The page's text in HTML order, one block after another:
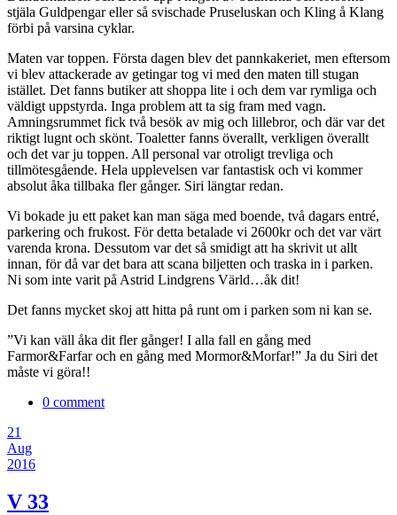
stjäla Guldpengar eller så svischade Pruseluskan och Kling å Klang
förbi på varsina cyklar.
Maten var toppen. Första dagen blev det pannkakeriet, men eftersom
vi blev attackerade av getingar tog vi med den maten till stugan
istället. Det fanns butiker att shoppa lite i och dem var rymliga och
väldigt uppstyrda. Inga problem att ta sig fram med vagn.
Amningsrummet fick två besök av mig och lillebror, och där var det
riktigt lugnt och skönt. Toaletter fanns överallt, verkligen överallt
och det var ju toppen. All personal var otroligt trevliga och
tillmötesgående. Hela upplevelsen var fantastisk och vi kommer
absolut åka tillbaka fler gånger. Siri längtar redan.
Vi bokade ju ett paket kan man säga med boende, två dagars entré,
parkering och frukost. För detta betalade vi 2600kr och det var värt
varenda krona. Dessutom var det så smidigt att ha skrivit ut allt
innan, för då var det bara att scana biljetten och traska in i parken.
Ni som inte varit på Astrid Lindgrens Värld…åk dit!
Det fanns mycket skoj att hitta på runt om i parken som ni kan se.
”Vi kan väll åka dit fler gånger! I alla fall en gång med
Farmor&Farfar och en gång med Mormor&Morfar!” Ja du Siri det
måste vi göra!!
0 comment
21
Aug
2016
V 33